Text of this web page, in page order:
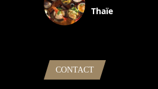
Thaïe
CONTACT